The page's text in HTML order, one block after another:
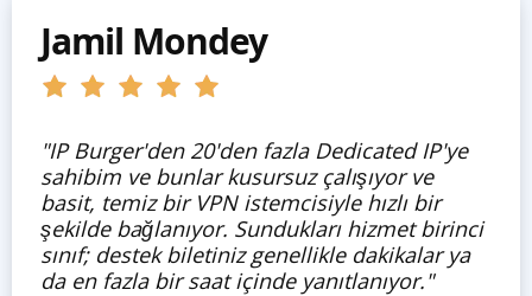
Jamil Mondey
"IP Burger'den 20'den fazla Dedicated IP'ye
sahibim ve bunlar kusursuz çalışıyor ve
basit, temiz bir VPN istemcisiyle hızlı bir
şekilde bağlanıyor. Sundukları hizmet birinci
sınıf; destek biletiniz genellikle dakikalar ya
da en fazla bir saat içinde yanıtlanıyor."